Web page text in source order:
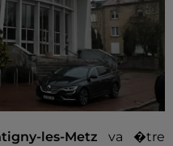
les-Metz va �tre